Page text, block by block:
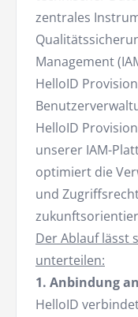
zentrales
Management
HelloID
HelloID
unserer IAM-
optimiert die
und
Der Ablauf lässt
unterteilen:
1. Anbindung
HelloID